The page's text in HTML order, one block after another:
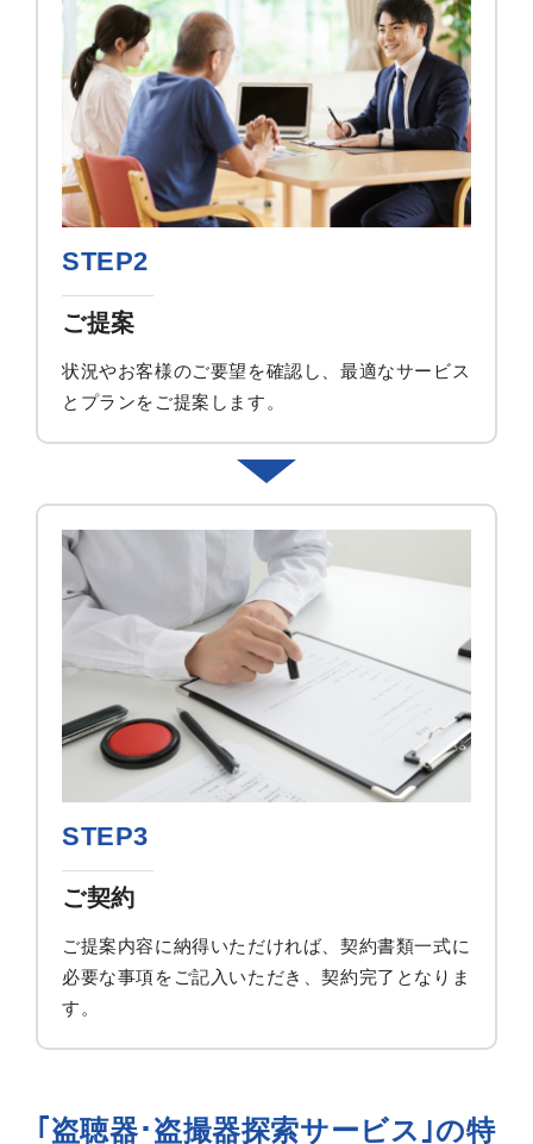
STEP2
ご提案
状況やお客様のご要望を確認し、最適なサービス
とプランをご提案します。
STEP3
ご契約
ご提案内容に納得いただければ、契約書類一式に
必要な事項をご記入いただき、契約完了となりま
す。
｢盗聴器･盗撮器探索サービス｣の特